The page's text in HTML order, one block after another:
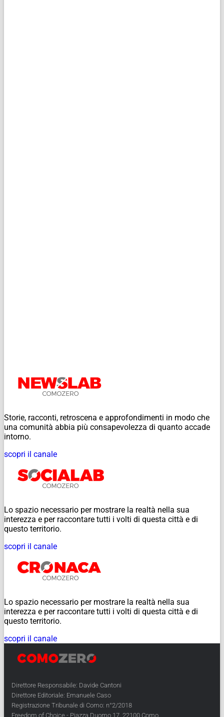
Storie, racconti, retroscena e approfondimenti in modo che
una comunità abbia più consapevolezza di quanto accade
intorno.
scopri il canale
Lo spazio necessario per mostrare la realtà nella sua
interezza e per raccontare tutti i volti di questa città e di
questo territorio.
scopri il canale
Lo spazio necessario per mostrare la realtà nella sua
interezza e per raccontare tutti i volti di questa città e di
questo territorio.
scopri il canale
Direttore Responsabile: Davide Cantoni
Direttore Editoriale: Emanuele Caso
Registrazione Tribunale di Como: n°2/2018
Freedom of Choice - Piazza Duomo 17, 22100 Como